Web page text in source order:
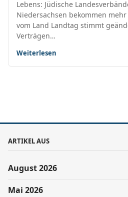
Lebens: Jüdische
Niedersachsen bekommen mehr
vom Land Landtag stimmt
Verträgen…
Weiterlesen
ARTIKEL AUS
August 2026
Mai 2026